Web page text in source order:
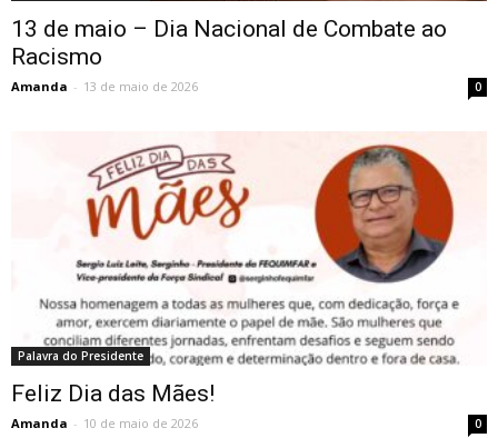
13 de maio – Dia Nacional de Combate ao
Racismo
Amanda - 13 de maio de 2026 0
Palavra do Presidente
Feliz Dia das Mães!
Amanda - 10 de maio de 2026 0